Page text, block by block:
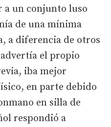
a un conjunto luso
de una mínima
a diferencia de otros
el propio
iba mejor
en parte debido
en silla de
respondió a